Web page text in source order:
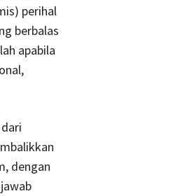
perihal
berbalas
apabila
dengan